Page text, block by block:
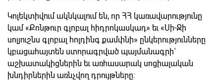
Կոլեկտիվում ակնկալում են, որ ՀՀ կառավարությունը
կամ «Քոնթուր գլոբալ հիդրոկասկադ» եւ «Սի-Ջի
սոլյուշնս գլոբալ հոլդինգ քամփնի» ընկերությունները
կբացահայտեն ստորագրված պայմանագրի`
աշխատակիցներին եւ առհասարակ սոցիալական
խնդիրներին առնչվող դրույթները: